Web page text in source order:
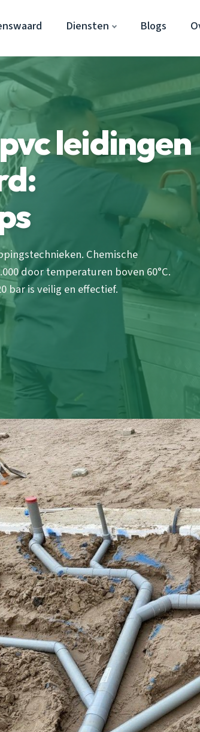
Diensten Blogs
leidingen
Chemische
door temperaturen boven 60°C.
bar is veilig en effectief.